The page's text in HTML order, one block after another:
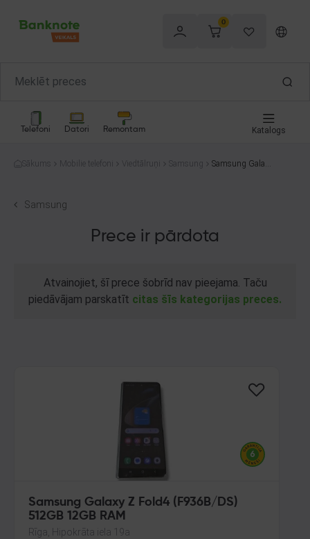
0
Telefoni Datori Remontam Katalogs
Sākums Mobilie telefoni Viedtālruņi Samsung
Samsung Galaxy
Samsung
Prece ir pārdota
Atvainojiet, šī prece šobrīd nav pieejama. Taču
piedāvājam parskatīt citas šīs kategorijas preces.
Samsung Galaxy Z Fold4 (F936B/DS)
512GB 12GB RAM
Rīga, Hipokrāta iela 19a